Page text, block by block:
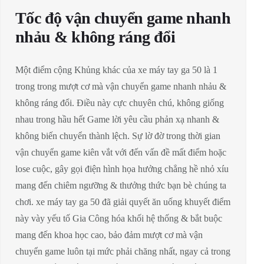
Tốc độ vận chuyển game nhanh
nhảu & không ráng đổi
Một điểm cộng Khủng khác của xe máy tay ga 50 là 1
trong trong mượt cơ mà vận chuyển game nhanh nhảu &
không ráng đổi. Điều này cực chuyên chú, không giống
nhau trong hầu hết Game lời yêu cầu phản xạ nhanh &
không biến chuyển thành lệch. Sự lờ đờ trong thời gian
vận chuyển game kiên vắt với đến vấn đề mất điểm hoặc
lose cuộc, gây gọi điện hình họa hưởng chẳng hề nhỏ xíu
mang đến chiêm ngưỡng & thưởng thức bạn bè chúng ta
chơi. xe máy tay ga 50 đã giải quyết ăn uống khuyết điểm
này vày yếu tố Gia Công hóa khối hệ thống & bắt buộc
mang đến khoa học cao, bảo đảm mượt cơ mà vận
chuyển game luôn tại mức phải chăng nhất, ngay cả trong